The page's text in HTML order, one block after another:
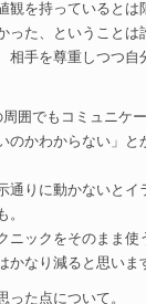
観を持っていると
った、ということは
相手を尊重しつつ
囲でもコミュニケ
のかわからない」
通りに動かないと
。
ニックをそのまま
かなり減ると思いま
った点について。